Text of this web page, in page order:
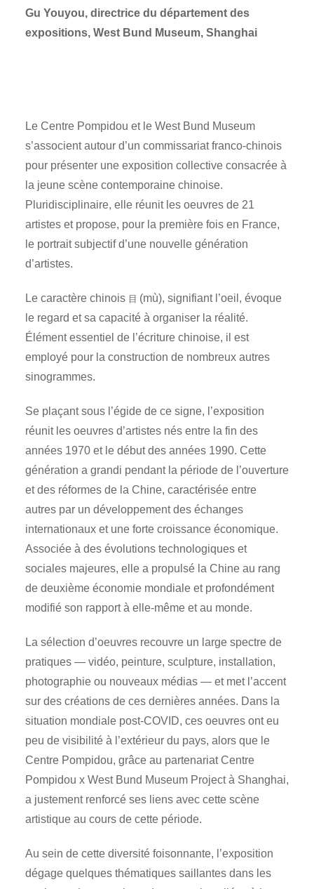
Gu Youyou, directrice du département des
expositions, West Bund Museum, Shanghai
Le Centre Pompidou et le West Bund Museum
s’associent autour d’un commissariat franco-chinois
pour présenter une exposition collective consacrée à
la jeune scène contemporaine chinoise.
Pluridisciplinaire, elle réunit les oeuvres de 21
artistes et propose, pour la première fois en France,
le portrait subjectif d’une nouvelle génération
d’artistes.
Le caractère chinois 目 (mù), signifiant l’oeil, évoque
le regard et sa capacité à organiser la réalité.
Élément essentiel de l’écriture chinoise, il est
employé pour la construction de nombreux autres
sinogrammes.
Se plaçant sous l’égide de ce signe, l’exposition
réunit les oeuvres d’artistes nés entre la fin des
années 1970 et le début des années 1990. Cette
génération a grandi pendant la période de l’ouverture
et des réformes de la Chine, caractérisée entre
autres par un développement des échanges
internationaux et une forte croissance économique.
Associée à des évolutions technologiques et
sociales majeures, elle a propulsé la Chine au rang
de deuxième économie mondiale et profondément
modifié son rapport à elle-même et au monde.
La sélection d’oeuvres recouvre un large spectre de
pratiques — vidéo, peinture, sculpture, installation,
photographie ou nouveaux médias — et met l’accent
sur des créations de ces dernières années. Dans la
situation mondiale post-COVID, ces oeuvres ont eu
peu de visibilité à l’extérieur du pays, alors que le
Centre Pompidou, grâce au partenariat Centre
Pompidou x West Bund Museum Project à Shanghai,
a justement renforcé ses liens avec cette scène
artistique au cours de cette période.
Au sein de cette diversité foisonnante, l’exposition
dégage quelques thématiques saillantes dans les